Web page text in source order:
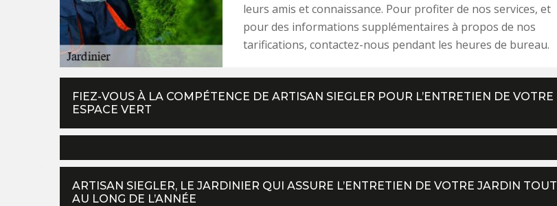
leurs amis et connaissance. Pour profiter de nos services, et
pour des informations supplémentaires à propos de nos
tarifications, contactez-nous pendant les heures de bureau.
FIEZ-VOUS À LA COMPÉTENCE DE ARTISAN SIEGLER POUR L’ENTRETIEN DE VOTRE
ESPACE VERT
ARTISAN SIEGLER, LE JARDINIER QUI ASSURE L’ENTRETIEN DE VOTRE JARDIN TOUT
AU LONG DE L’ANNÉE